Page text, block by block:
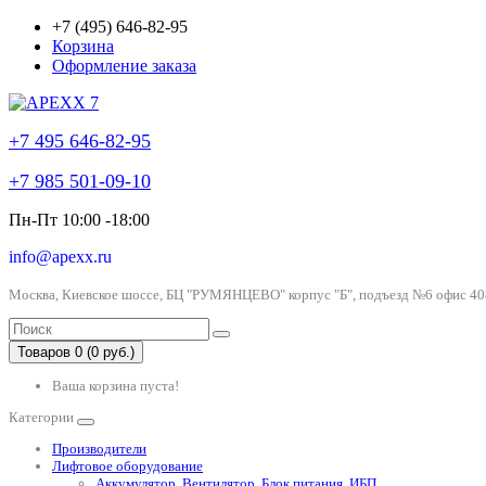
+7 (495) 646-82-95
Корзина
Оформление заказа
+7 495 646-82-95
+7 985 501-09-10
Пн-Пт 10:00 -18:00
info@apexx.ru
Москва, Киевское шоссе, БЦ "РУМЯНЦЕВО" корпус "Б", подъезд №6 офис
Товаров 0 (0 руб.)
Ваша корзина пуста!
Категории
Производители
Лифтовое оборудование